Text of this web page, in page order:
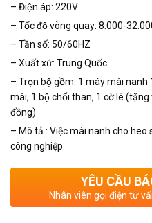
– Điện áp: 220V
– Tốc độ vòng quay: 8.000-
– Tần số: 50/60HZ
– Xuất xứ: Trung Quốc
– Trọn bộ gồm: 1 máy mài nanh
mài, 1 bộ chổi than, 1 cờ lê
đồng)
– Mô tả : Việc mài nanh cho
công nghiệp.
YÊU CẦU
Nhân viên gọi điện tư